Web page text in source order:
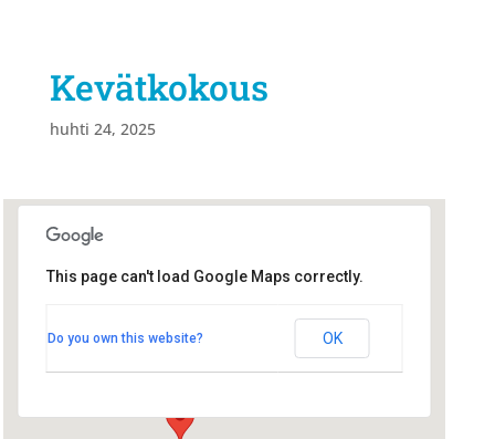
Kevätkokous
huhti 24, 2025
Hallituskatu 1 - Oulu
This page can't load Google Maps correctly.
Do you own this website? OK